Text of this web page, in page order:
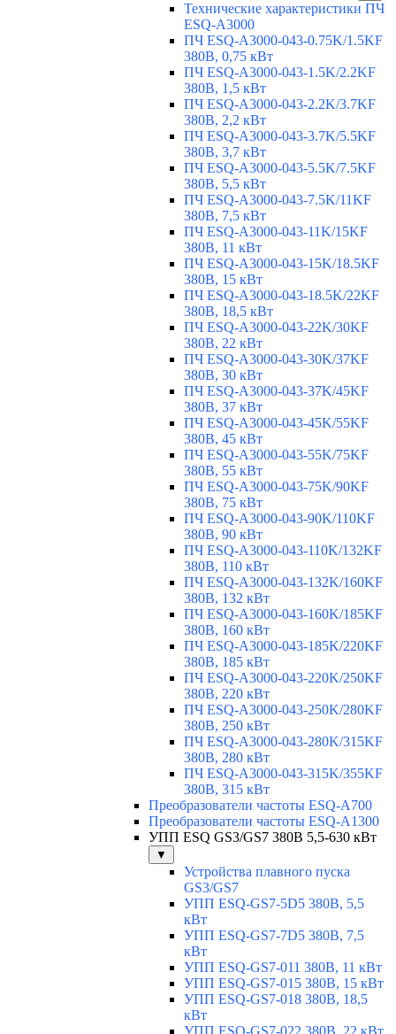
Технические характеристики ПЧ
ESQ-A3000
ПЧ ESQ-A3000-043-0.75K/1.5KF
380В, 0,75 кВт
ПЧ ESQ-A3000-043-1.5K/2.2KF
380В, 1,5 кВт
ПЧ ESQ-A3000-043-2.2K/3.7KF
380В, 2,2 кВт
ПЧ ESQ-A3000-043-3.7K/5.5KF
380В, 3,7 кВт
ПЧ ESQ-A3000-043-5.5K/7.5KF
380В, 5,5 кВт
ПЧ ESQ-A3000-043-7.5K/11KF
380В, 7,5 кВт
ПЧ ESQ-A3000-043-11K/15KF
380В, 11 кВт
ПЧ ESQ-A3000-043-15K/18.5KF
380В, 15 кВт
ПЧ ESQ-A3000-043-18.5K/22KF
380В, 18,5 кВт
ПЧ ESQ-A3000-043-22K/30KF
380В, 22 кВт
ПЧ ESQ-A3000-043-30K/37KF
380В, 30 кВт
ПЧ ESQ-A3000-043-37K/45KF
380В, 37 кВт
ПЧ ESQ-A3000-043-45K/55KF
380В, 45 кВт
ПЧ ESQ-A3000-043-55K/75KF
380В, 55 кВт
ПЧ ESQ-A3000-043-75K/90KF
380В, 75 кВт
ПЧ ESQ-A3000-043-90K/110KF
380В, 90 кВт
ПЧ ESQ-A3000-043-110K/132KF
380В, 110 кВт
ПЧ ESQ-A3000-043-132K/160KF
380В, 132 кВт
ПЧ ESQ-A3000-043-160K/185KF
380В, 160 кВт
ПЧ ESQ-A3000-043-185K/220KF
380В, 185 кВт
ПЧ ESQ-A3000-043-220K/250KF
380В, 220 кВт
ПЧ ESQ-A3000-043-250K/280KF
380В, 250 кВт
ПЧ ESQ-A3000-043-280K/315KF
380В, 280 кВт
ПЧ ESQ-A3000-043-315K/355KF
380В, 315 кВт
Преобразователи частоты ESQ-A700
Преобразователи частоты ESQ-A1300
УПП ESQ GS3/GS7 380В 5,5-630 кВт
▼
Устройства плавного пуска
GS3/GS7
УПП ESQ-GS7-5D5 380В, 5,5
кВт
УПП ESQ-GS7-7D5 380В, 7,5
кВт
УПП ESQ-GS7-011 380В, 11 кВт
УПП ESQ-GS7-015 380В, 15 кВт
УПП ESQ-GS7-018 380В, 18,5
кВт